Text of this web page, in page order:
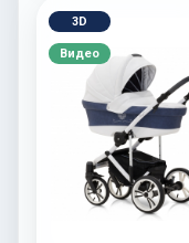
3D
Видео